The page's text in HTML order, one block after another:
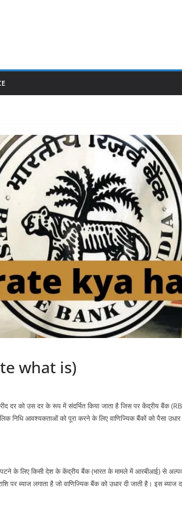
what is)
दर को उस दर के रूप में संदर्भित किया जाता है जिस पर केंद्रीय बैंक
निधि आवश्यकताओं को पूरा करने के लिए वाणिज्यिक बैंकों को पैसा उधार
के लिए किसी देश के केंद्रीय बैंक (भारत के मामले में आरबीआई) से
पर ब्याज लगाता है जो वाणिज्यिक बैंक को उधार दी जाती है। इस ब्याज